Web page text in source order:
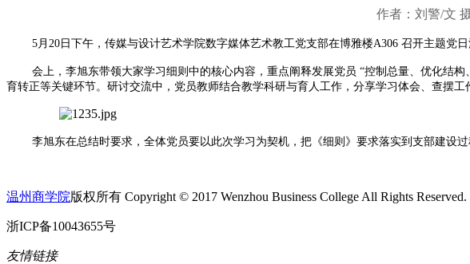
作者：刘警/文
5月20日下午，传媒与设计艺术学院数字媒体艺术教工党支部在博雅楼A306 召开主题党
会上，李旭东带领大家学习细则中的核心内容，重点阐释发展党员 “控制总量、优化结
育转正等关键环节。研讨交流中，党员教师结合教学科研与育人工作，分享学习体会、查摆工
李旭东在总结时要求，全体党员要以此次学习为契机，把《细则》要求落实到支部建设
温州商学院版权所有 Copyright © 2017 Wenzhou Business College All Rights Reserved.
浙ICP备10043655号
友情链接